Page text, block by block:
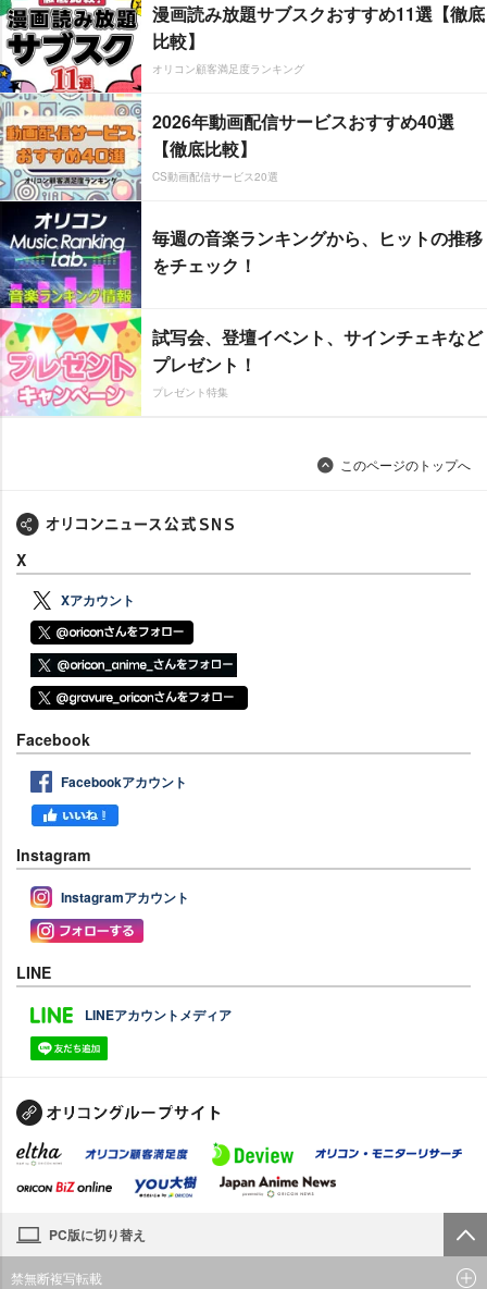
漫画読み放題サブスクおすすめ11選【徹底
比較】
オリコン顧客満足度ランキング
2026年動画配信サービスおすすめ40選
【徹底比較】
CS動画配信サービス20選
毎週の音楽ランキングから、ヒットの推移
をチェック！
試写会、登壇イベント、サインチェキなど
プレゼント！
プレゼント特集
このページのトップへ
X
Xアカウント
Facebook
Facebookアカウント
Instagram
Instagramアカウント
LINE
LINEアカウントメディア
PC版に切り替え
禁無断複写転載